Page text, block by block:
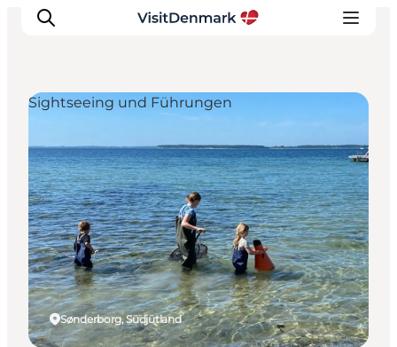
Inspiration
Regionen
Erlebnisse
Unterkünfte
Reiseplanung
Sønderborg, Südjütland
Sightseeing und Führungen